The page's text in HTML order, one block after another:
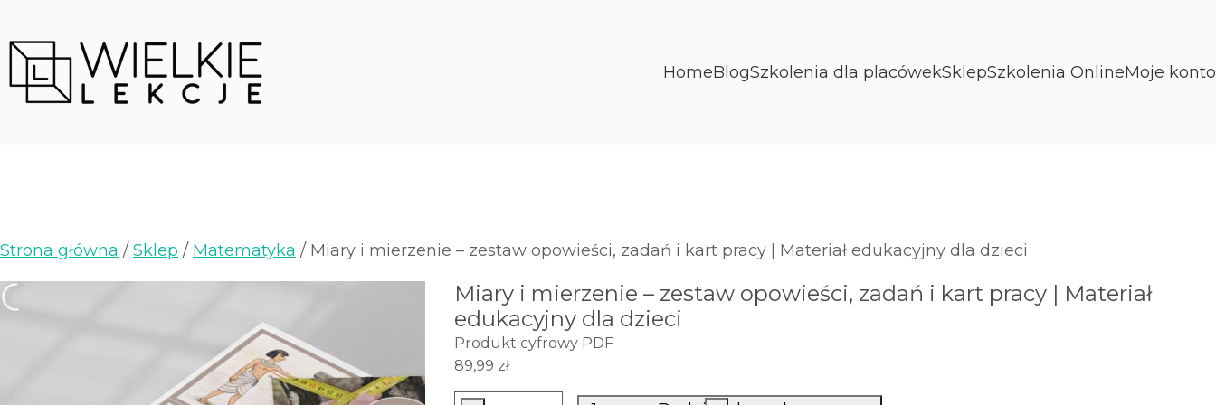
HomeBlogSzkolenia dla placówekSklepSzkolenia OnlineMoje konto
Strona główna / Sklep / Matematyka / Miary i mierzenie – zestaw opowieści, zadań i kart pracy | Materiał edukacyjny dla dzieci
Miary i mierzenie – zestaw opowieści, zadań i kart pracy | Materiał
edukacyjny dla dzieci
Produkt cyfrowy PDF
89,99 zł